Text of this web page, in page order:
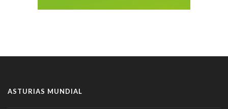
ASTURIAS MUNDIAL